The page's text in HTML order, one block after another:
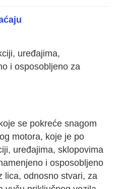
uređajima,
i osposobljeno za
se pokreće snagom
motora, koje je po
uređajima, sklopovima
i osposobljeno
lica, odnosno stvari, za